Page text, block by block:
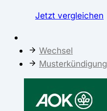
Jetzt vergleichen
Wechsel
Musterkündigung